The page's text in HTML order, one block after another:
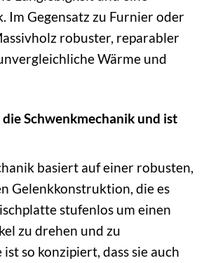
Im Gegensatz zu Furnier oder
robuster, reparabler
Wärme und
Schwenkmechanik und ist
basiert auf einer robusten,
Gelenkkonstruktion, die es
stufenlos um einen
zu drehen und zu
so konzipiert, dass sie auch